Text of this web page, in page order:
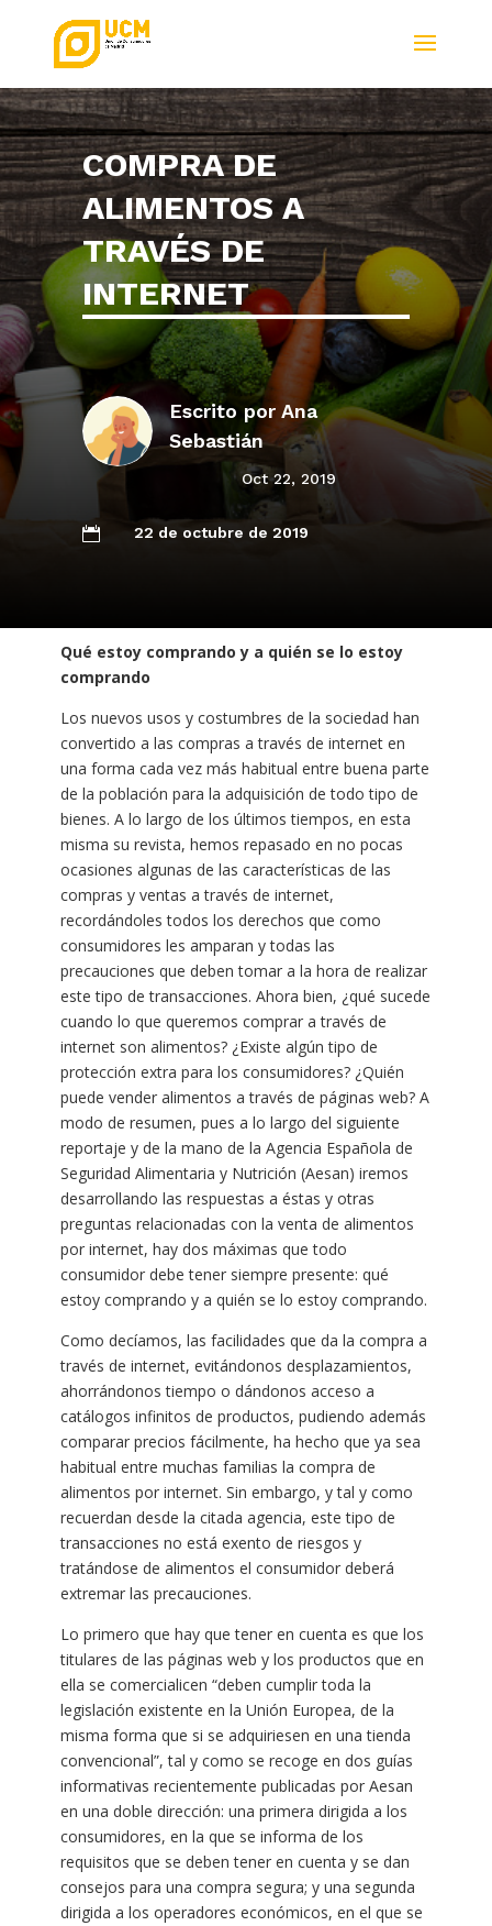
COMPRA DE
ALIMENTOS A
TRAVÉS DE
INTERNET
Escrito por Ana
Sebastián
Oct 22, 2019
 22 de octubre de 2019
Qué estoy comprando y a quién se lo estoy
comprando
Los nuevos usos y costumbres de la sociedad han
convertido a las compras a través de internet en
una forma cada vez más habitual entre buena parte
de la población para la adquisición de todo tipo de
bienes. A lo largo de los últimos tiempos, en esta
misma su revista, hemos repasado en no pocas
ocasiones algunas de las características de las
compras y ventas a través de internet,
recordándoles todos los derechos que como
consumidores les amparan y todas las
precauciones que deben tomar a la hora de realizar
este tipo de transacciones. Ahora bien, ¿qué sucede
cuando lo que queremos comprar a través de
internet son alimentos? ¿Existe algún tipo de
protección extra para los consumidores? ¿Quién
puede vender alimentos a través de páginas web? A
modo de resumen, pues a lo largo del siguiente
reportaje y de la mano de la Agencia Española de
Seguridad Alimentaria y Nutrición (Aesan) iremos
desarrollando las respuestas a éstas y otras
preguntas relacionadas con la venta de alimentos
por internet, hay dos máximas que todo
consumidor debe tener siempre presente: qué
estoy comprando y a quién se lo estoy comprando.
Como decíamos, las facilidades que da la compra a
través de internet, evitándonos desplazamientos,
ahorrándonos tiempo o dándonos acceso a
catálogos infinitos de productos, pudiendo además
comparar precios fácilmente, ha hecho que ya sea
habitual entre muchas familias la compra de
alimentos por internet. Sin embargo, y tal y como
recuerdan desde la citada agencia, este tipo de
transacciones no está exento de riesgos y
tratándose de alimentos el consumidor deberá
extremar las precauciones.
Lo primero que hay que tener en cuenta es que los
titulares de las páginas web y los productos que en
ella se comercialicen “deben cumplir toda la
legislación existente en la Unión Europea, de la
misma forma que si se adquiriesen en una tienda
convencional”, tal y como se recoge en dos guías
informativas recientemente publicadas por Aesan
en una doble dirección: una primera dirigida a los
consumidores, en la que se informa de los
requisitos que se deben tener en cuenta y se dan
consejos para una compra segura; y una segunda
dirigida a los operadores económicos, en el que se